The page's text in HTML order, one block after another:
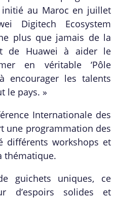
initié au Maroc en juillet
Digitech Ecosystem
plus que jamais de la
de Huawei à aider le
en véritable ‘Pôle
encourager les talents
le pays. »
Internationale des
une programmation des
différents workshops et
thématique.
guichets uniques, ce
d’espoirs solides et